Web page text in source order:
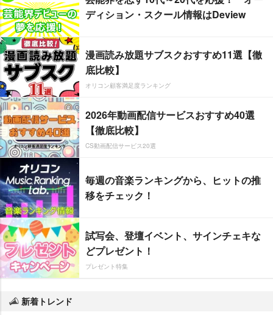
ディション・スクール情報はDeview
漫画読み放題サブスクおすすめ11選【徹
底比較】
オリコン顧客満足度ランキング
2026年動画配信サービスおすすめ40選
【徹底比較】
CS動画配信サービス20選
毎週の音楽ランキングから、ヒットの推
移をチェック！
試写会、登壇イベント、サインチェキな
どプレゼント！
プレゼント特集
新着トレンド